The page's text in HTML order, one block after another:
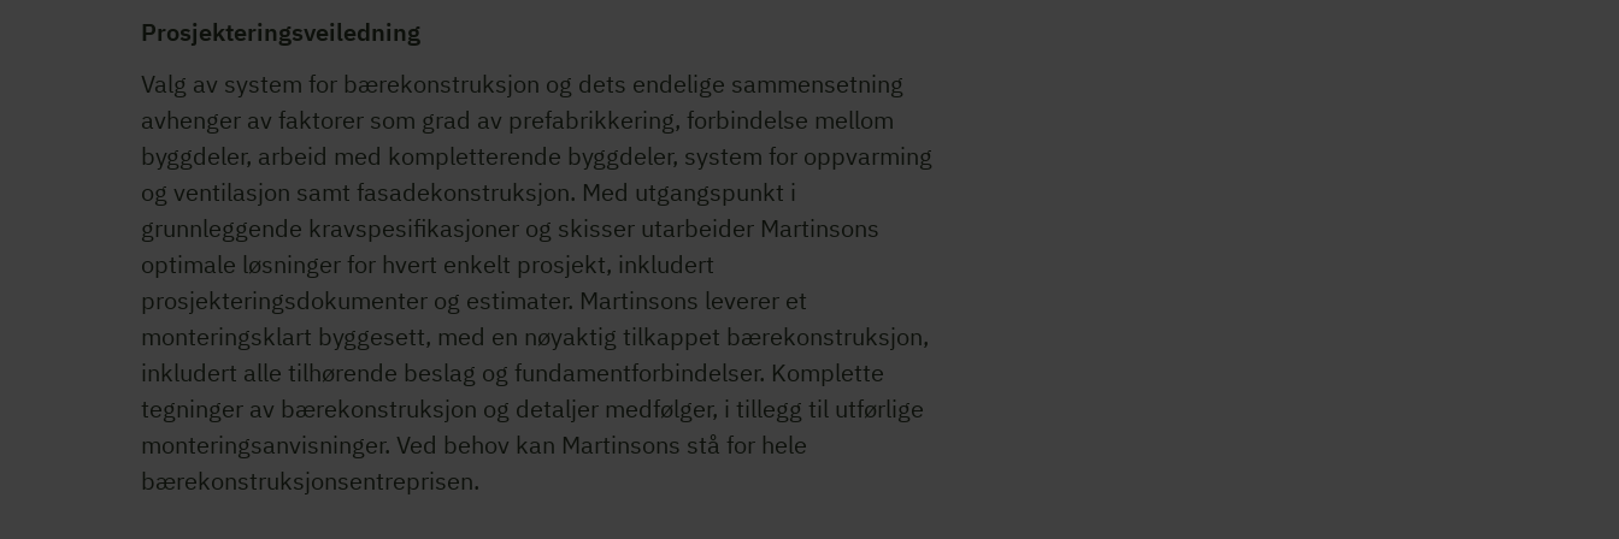
Prosjekteringsveiledning
Valg av system for bærekonstruksjon og dets endelige sammensetning
avhenger av faktorer som grad av prefabrikkering, forbindelse mellom
byggdeler, arbeid med kompletterende byggdeler, system for oppvarming
og ventilasjon samt fasadekonstruksjon. Med utgangspunkt i
grunnleggende kravspesifikasjoner og skisser utarbeider Martinsons
optimale løsninger for hvert enkelt prosjekt, inkludert
prosjekteringsdokumenter og estimater. Martinsons leverer et
monteringsklart byggesett, med en nøyaktig tilkappet bærekonstruksjon,
inkludert alle tilhørende beslag og fundamentforbindelser. Komplette
tegninger av bærekonstruksjon og detaljer medfølger, i tillegg til utførlige
monteringsanvisninger. Ved behov kan Martinsons stå for hele
bærekonstruksjonsentreprisen.